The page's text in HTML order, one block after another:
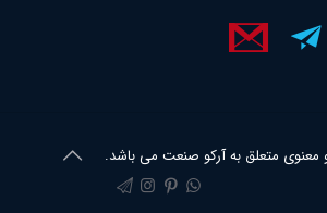
متعلق به آرکو صنعت می باشد.